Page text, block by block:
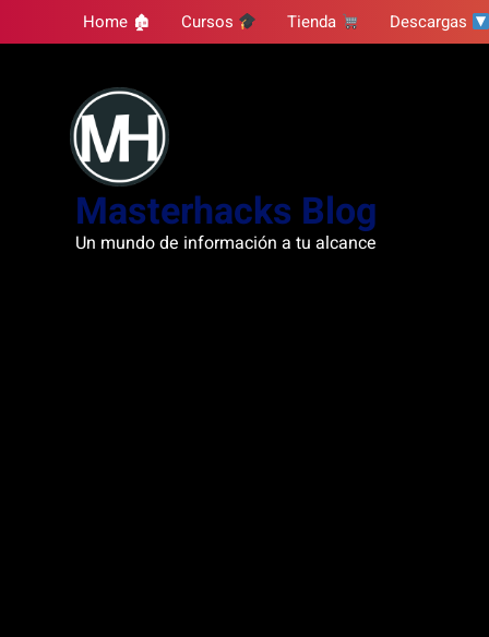
to
Home 🏚 Cursos Tienda Descargas
Masterhacks Blog
Un mundo de información a tu alcance